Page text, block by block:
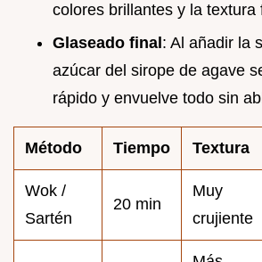
colores brillantes y la textura
Glaseado final: Al añadir la
azúcar del sirope de agave
rápido y envuelve todo sin
Método Tiempo Textura
Wok /
Sartén
20 min
Muy
crujiente